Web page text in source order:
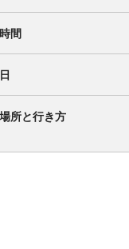
間
所と行き方